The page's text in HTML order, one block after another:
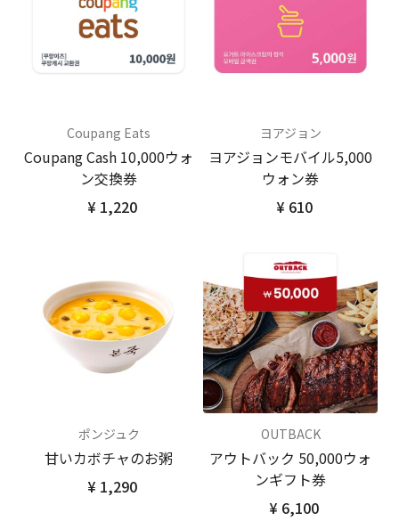
Coupang Eats
Coupang Cash 10,000ウォ
ン交換券
¥ 1,220
ヨアジョン
ヨアジョンモバイル5,000
ウォン券
¥ 610
ポンジュク
甘いカボチャのお粥
¥ 1,290
OUTBACK
アウトバック 50,000ウォ
ンギフト券
¥ 6,100